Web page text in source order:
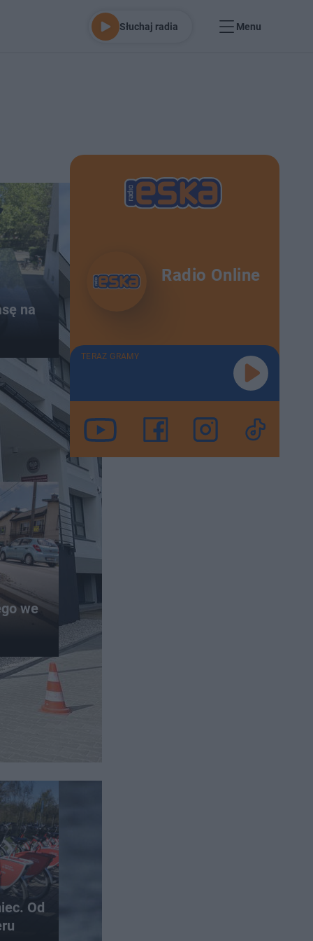
Słuchaj radia Menu
na
we
Od
Radio Online
TERAZ GRAMY